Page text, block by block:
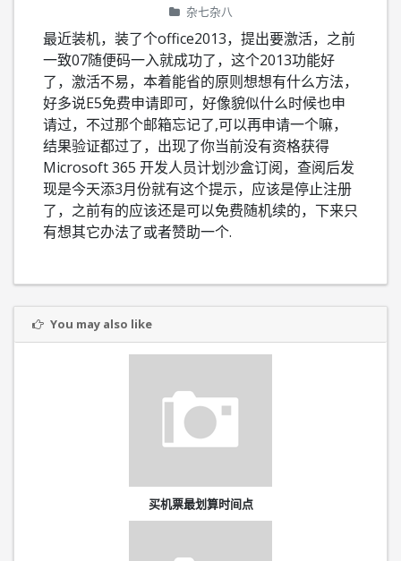
杂七杂八
最近装机，装了个office2013，提出要激活，之前
一致07随便码一入就成功了，这个2013功能好
了，激活不易，本着能省的原则想想有什么方法，
好多说E5免费申请即可，好像貌似什么时候也申
请过，不过那个邮箱忘记了,可以再申请一个嘛，
结果验证都过了，出现了你当前没有资格获得
Microsoft 365 开发人员计划沙盒订阅，查阅后发
现是今天添3月份就有这个提示，应该是停止注册
了，之前有的应该还是可以免费随机续的，下来只
有想其它办法了或者赞助一个.
You may also like
买机票最划算时间点